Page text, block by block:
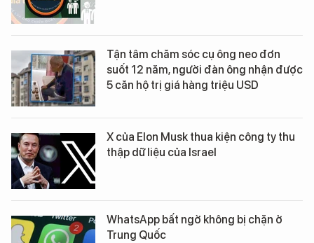
Tận tâm chăm sóc cụ ông neo đơn
suốt 12 năm, người đàn ông nhận được
5 căn hộ trị giá hàng triệu USD
X của Elon Musk thua kiện công ty thu
thập dữ liệu của Israel
WhatsApp bất ngờ không bị chặn ở
Trung Quốc